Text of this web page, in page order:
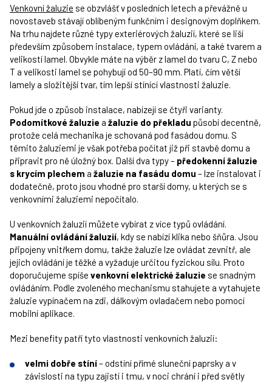
Venkovní žaluzie se obzvlášť v posledních letech a převážně u
novostaveb stávají oblíbeným funkčním i designovým doplňkem.
Na trhu najdete různé typy exteriérových žaluzií, které se liší
především způsobem instalace, typem ovládání, a také tvarem a
velikostí lamel. Obvykle máte na výběr z lamel do tvaru C, Z nebo
T a velikosti lamel se pohybují od 50–90 mm. Platí, čím větší
lamely a složitější tvar, tím lepší stínící vlastnosti žaluzie.
Pokud jde o způsob instalace, nabízejí se čtyři varianty.
Podomítkové žaluzie a žaluzie do překladu působí decentně,
protože celá mechanika je schovaná pod fasádou domu. S
těmito žaluziemi je však potřeba počítat již při stavbě domu a
připravit pro ně úložný box. Další dva typy – předokenní žaluzie
s krycím plechem a žaluzie na fasádu domu – lze instalovat i
dodatečně, proto jsou vhodné pro starší domy, u kterých se s
venkovními žaluziemi nepočítalo.
U venkovních žaluzií můžete vybírat z více typů ovládání.
Manuální ovládání žaluzií, kdy se nabízí klika nebo šňůra. Jsou
připojeny vnitřkem domu, takže žaluzie lze ovládat zevnitř, ale
jejich ovládání je těžké a vyžaduje určitou fyzickou sílu. Proto
doporučujeme spíše venkovní elektrické žaluzie se snadným
ovládáním. Podle zvoleného mechanismu stahujete a vytahujete
žaluzie vypínačem na zdi, dálkovým ovladačem nebo pomocí
mobilní aplikace.
Mezi benefity patří tyto vlastnosti venkovních žaluzií:
velmi dobře stíní– odstíní přímé sluneční paprsky a v
závislosti na typu zajistí i tmu, v noci chrání i před světly